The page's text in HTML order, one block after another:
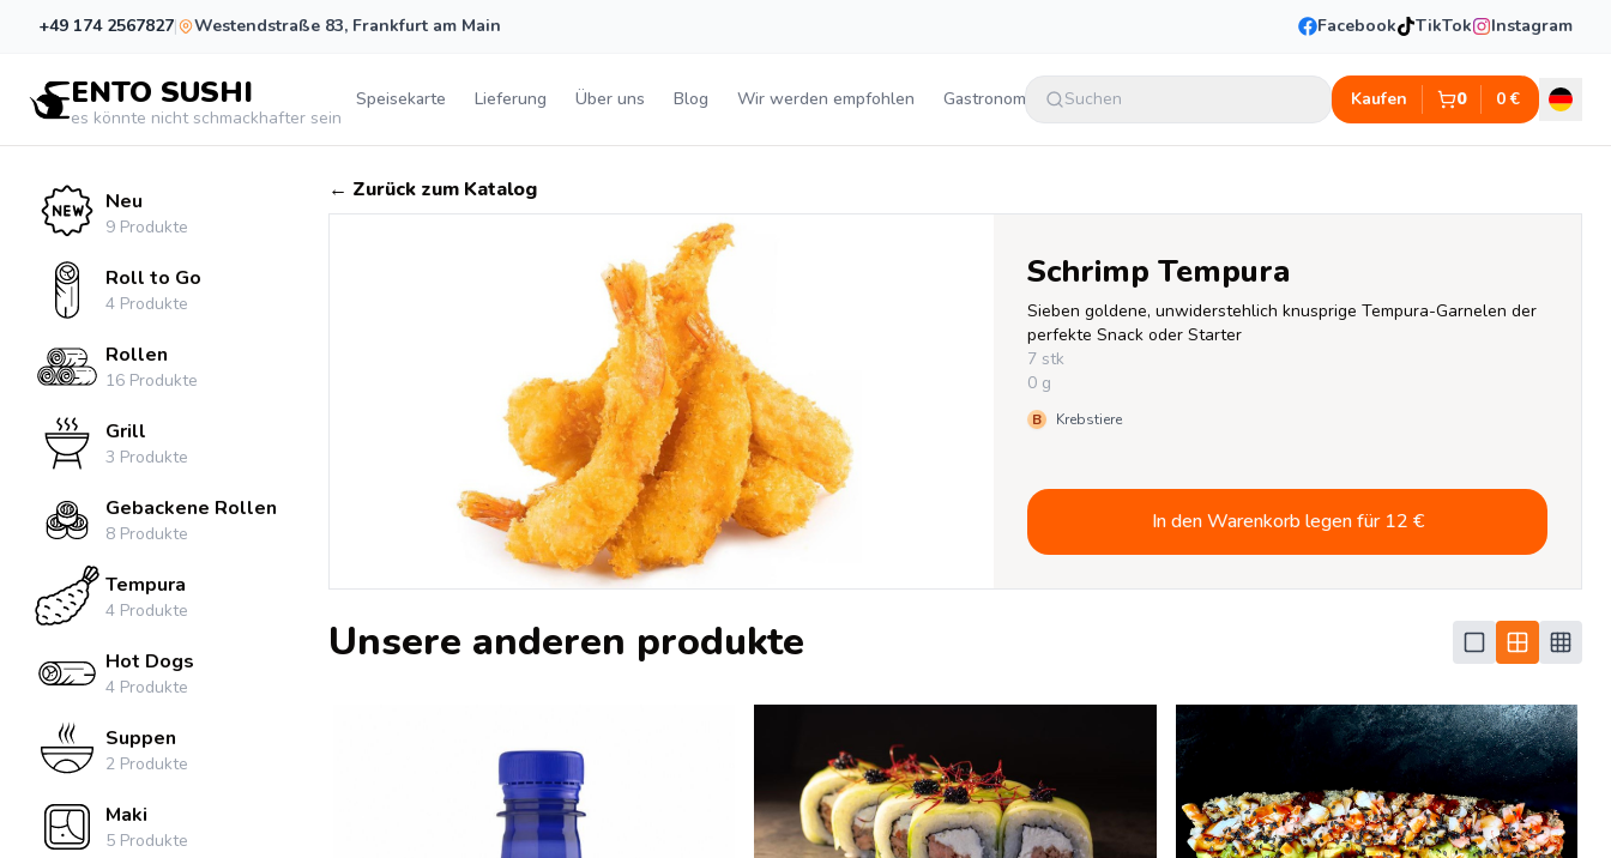
+49 174 2567827| Westendstraße 83, Frankfurt am Main Facebook TikTok Instagram
ENTO SUSHI
es könnte nicht schmackhafter sein
Speisekarte Lieferung Über uns Blog Wir werden empfohlen Gastronomie Suchen Kaufen 0 0€
Neu
9 Produkte
Roll to Go
4 Produkte
Rollen
16 Produkte
Grill
3 Produkte
Gebackene Rollen
8 Produkte
Tempura
4 Produkte
Hot Dogs
4 Produkte
Suppen
2 Produkte
Maki
5 Produkte
← Zurück zum Katalog
Schrimp Tempura
Sieben goldene, unwiderstehlich knusprige Tempura-Garnelen der
perfekte Snack oder Starter
7 stk
0 g
B Krebstiere
In den Warenkorb legen für 12 €
Unsere anderen produkte